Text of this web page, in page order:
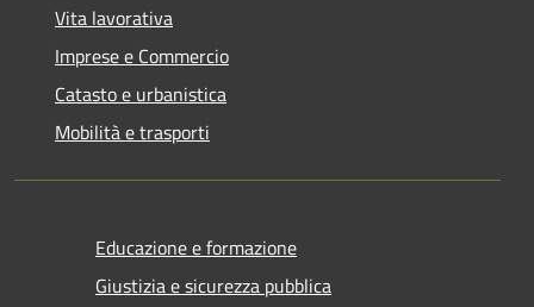
Vita lavorativa
Imprese e Commercio
Catasto e urbanistica
Mobilità e trasporti
Educazione e formazione
Giustizia e sicurezza pubblica